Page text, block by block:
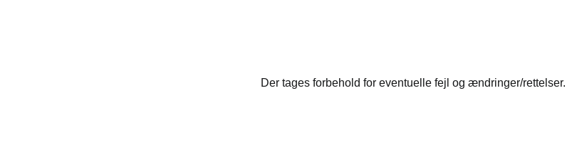
Der tages forbehold for eventuelle fejl og ændringer/rettelser.